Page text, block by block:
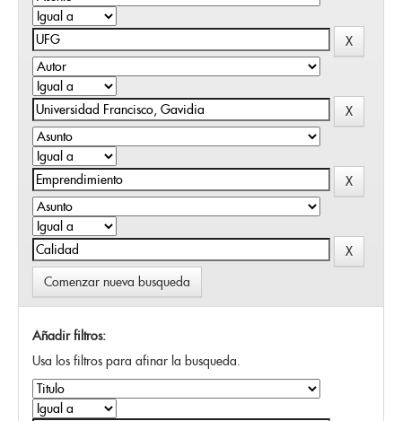
Comenzar nueva busqueda
Añadir filtros:
Usa los filtros para afinar la busqueda.